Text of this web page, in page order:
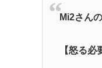
「抜くに抜けな
女性インフルエ
Mi2さん
【怒る必